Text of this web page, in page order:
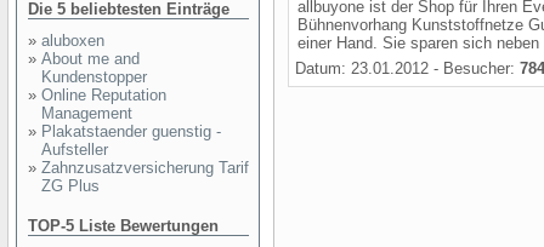
Die 5 beliebtesten Einträge
» aluboxen
» About me and
Kundenstopper
» Online Reputation
Management
» Plakatstaender guenstig -
Aufsteller
» Zahnzusatzversicherung Tarif
ZG Plus
TOP-5 Liste Bewertungen
allbuyone ist der Shop für Ihren
Bühnenvorhang Kunststoffnetze
einer Hand. Sie sparen sich
Datum: 23.01.2012 - Besucher: